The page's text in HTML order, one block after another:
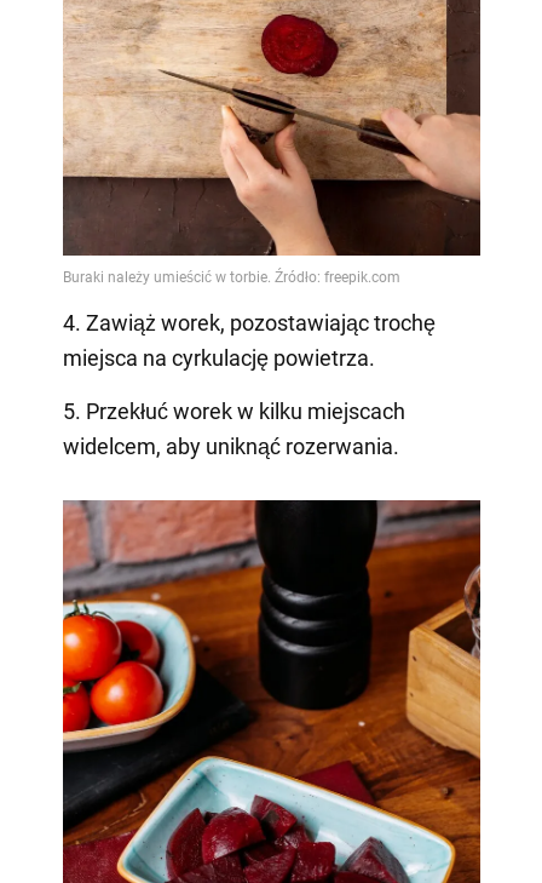
4. Zawiąż worek, pozostawiając trochę
miejsca na cyrkulację powietrza.
5. Przekłuć worek w kilku miejscach
widelcem, aby uniknąć rozerwania.